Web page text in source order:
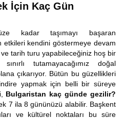
İçin Kaç Gün
kadar taşımayı başaran
etkileri kendini göstermeye devam
tarih turu yapabileceğiniz hoş bir
tutamayacağımız doğal
çıkarıyor. Bütün bu güzellikleri
yapmak için belli bir süreye
Bulgaristan kaç günde gezilir?
7 ila 8 gününüzü alabilir. Başkent
ve kültürel noktaları bu süre